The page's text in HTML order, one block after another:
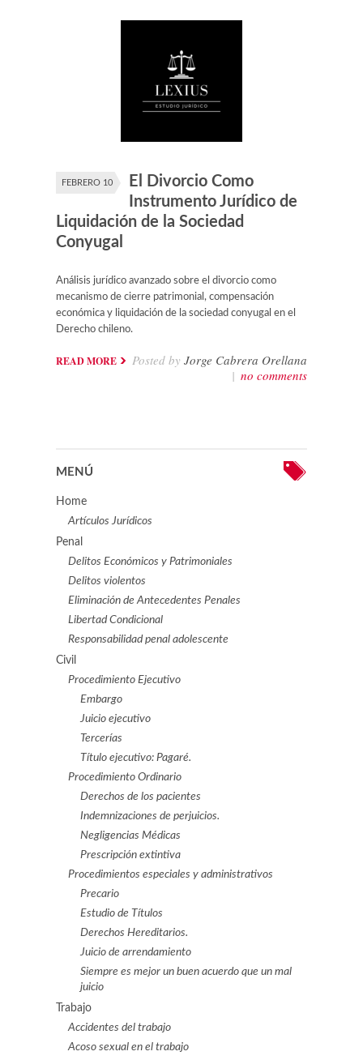
FEBRERO 10
El Divorcio Como
Instrumento Jurídico de
Liquidación de la Sociedad
Conyugal
Análisis jurídico avanzado sobre el divorcio como
mecanismo de cierre patrimonial, compensación
económica y liquidación de la sociedad conyugal en el
Derecho chileno.
READ MORE Posted by Jorge Cabrera Orellana
| no comments
MENÚ
Home
Artículos Jurídicos
Penal
Delitos Económicos y Patrimoniales
Delitos violentos
Eliminación de Antecedentes Penales
Libertad Condicional
Responsabilidad penal adolescente
Civil
Procedimiento Ejecutivo
Embargo
Juicio ejecutivo
Tercerías
Título ejecutivo: Pagaré.
Procedimiento Ordinario
Derechos de los pacientes
Indemnizaciones de perjuicios.
Negligencias Médicas
Prescripción extintiva
Procedimientos especiales y administrativos
Precario
Estudio de Títulos
Derechos Hereditarios.
Juicio de arrendamiento
Siempre es mejor un buen acuerdo que un mal
juicio
Trabajo
Accidentes del trabajo
Acoso sexual en el trabajo